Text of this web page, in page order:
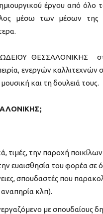
έργου από όλο
μέσω των μέσων της
ΘΕΣΣΑΛΟΝΙΚΗΣ
ενεργών καλλιτεχνών
και τη δουλειά τους.
τιμές, την παροχή
ευαισθησία του φορέα σε
σπουδαστές που
κλπ).
με σπουδαίους